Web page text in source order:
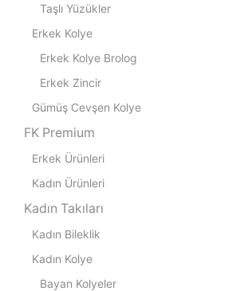
Taşlı Yüzükler
Erkek Kolye
Erkek Kolye Brolog
Erkek Zincir
Gümüş Cevşen Kolye
FK Premium
Erkek Ürünleri
Kadın Ürünleri
Kadın Takıları
Kadın Bileklik
Kadın Kolye
Bayan Kolyeler